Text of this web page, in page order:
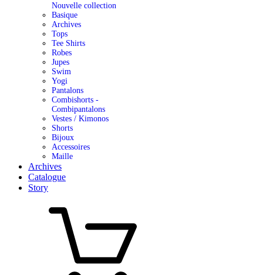
Nouvelle collection
Basique
Archives
Tops
Tee Shirts
Robes
Jupes
Swim
Yogi
Pantalons
Combishorts -
Combipantalons
Vestes / Kimonos
Shorts
Bijoux
Accessoires
Maille
Archives
Catalogue
Story